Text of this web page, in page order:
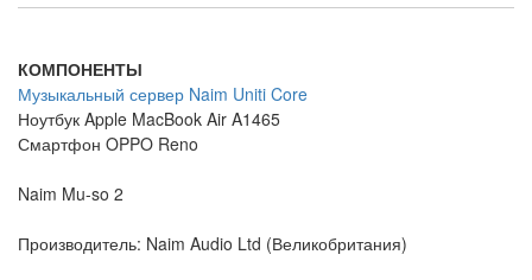
КОМПОНЕНТЫ
Музыкальный сервер Naim Uniti Core
Ноутбук Apple MacBook Air A1465
Смартфон OPPO Reno
Naim Mu-so 2
Производитель: Naim Audio Ltd (Великобритания)